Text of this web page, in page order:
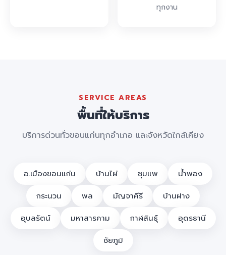
ทุกงาน
SERVICE AREAS
พื้นที่ให้บริการ
บริการด่วนทั่วขอนแก่นทุกอำเภอ และจังหวัดใกล้เคียง
อ.เมืองขอนแก่น บ้านไผ่ ชุมแพ
น้ำพอง
กระนวน
พล มัญจาคีรี
บ้านฝาง
อุบลรัตน์
มหาสารคาม กาฬสินธุ์
อุดรธานี
ชัยภูมิ